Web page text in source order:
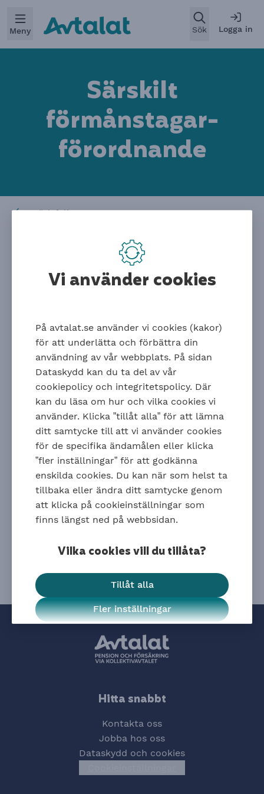
Meny
Öppna
Sök Logga in
Särskilt
förmånstagar­
förordnande
Dödsfall
De som kan få pengar från de
efterlevandeskydd du har via jobbet är
bestämda på förhand. Om du vill att någon
annan ska få pengarna från
ett särskilt förmånstagarförordnande.
Blanketter för särskilt
förmånstagarförordnande
Ladda ner och fyll i blanketten. Skriv ut, skriv under
och posta till adressen som står på blanketten.
Särskilt förmånstagarförordnande
återbetalningsskydd och familjeskydd inom ITP
Särskilt förmånstagarförordnande
Tjänstegrupplivförsäkring (TGL)
Logga in om du är osäker på om du har
återbetalningsskydd eller familjeskydd. Där kan du
Du är välkommen attkontakta vår kundservice
Hitta snabbt
Kontakta oss
Jobba hos oss
Dataskydd och cookies
Vi använder cookies
På avtalat.se använder vi cookies (kakor)
för att underlätta och förbättra din
användning av vår webbplats. På sidan
Dataskydd kan du ta del av vår
cookiepolicy och integritetspolicy. Där
kan du läsa om hur och vilka cookies vi
använder. Klicka ”tillåt alla” för att lämna
ditt samtycke till att vi använder cookies
för de specifika ändamålen eller klicka
”fler inställningar” för att godkänna
enskilda cookies. Du kan när som helst ta
tillbaka eller ändra ditt samtycke genom
att klicka på cookieinställningar som
finns längst ned på webbsidan.
Vilka cookies vill du tillåta?
Tillåt alla
Fler inställningar